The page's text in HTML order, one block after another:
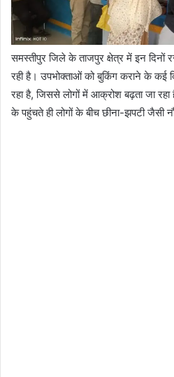
समस्तीपुर जिले के ताजपुर क्षेत्र में इन दिनों
रही है। उपभोक्ताओं को बुकिंग कराने के कई
रहा है, जिससे लोगों में आक्रोश बढ़ता जा
के पहुंचते ही लोगों के बीच छीना-झपटी जैसी